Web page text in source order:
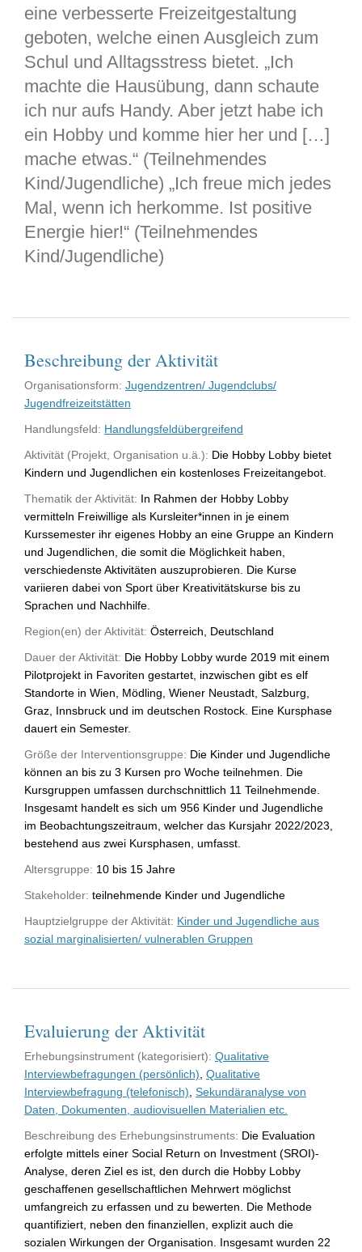
eine verbesserte Freizeitgestaltung
geboten, welche einen Ausgleich zum
Schul und Alltagsstress bietet. „Ich
machte die Hausübung, dann schaute
ich nur aufs Handy. Aber jetzt habe ich
ein Hobby und komme hier her und […]
mache etwas.“ (Teilnehmendes
Kind/Jugendliche) „Ich freue mich jedes
Mal, wenn ich herkomme. Ist positive
Energie hier!“ (Teilnehmendes
Kind/Jugendliche)
Beschreibung der Aktivität
Organisationsform: Jugendzentren/ Jugendclubs/
Jugendfreizeitstätten
Handlungsfeld: Handlungsfeldübergreifend
Aktivität (Projekt, Organisation u.ä.): Die Hobby Lobby bietet
Kindern und Jugendlichen ein kostenloses Freizeitangebot.
Thematik der Aktivität: In Rahmen der Hobby Lobby
vermitteln Freiwillige als Kursleiter*innen in je einem
Kurssemester ihr eigenes Hobby an eine Gruppe an Kindern
und Jugendlichen, die somit die Möglichkeit haben,
verschiedenste Aktivitäten auszuprobieren. Die Kurse
variieren dabei von Sport über Kreativitätskurse bis zu
Sprachen und Nachhilfe.
Region(en) der Aktivität: Österreich, Deutschland
Dauer der Aktivität: Die Hobby Lobby wurde 2019 mit einem
Pilotprojekt in Favoriten gestartet, inzwischen gibt es elf
Standorte in Wien, Mödling, Wiener Neustadt, Salzburg,
Graz, Innsbruck und im deutschen Rostock. Eine Kursphase
dauert ein Semester.
Größe der Interventionsgruppe: Die Kinder und Jugendliche
können an bis zu 3 Kursen pro Woche teilnehmen. Die
Kursgruppen umfassen durchschnittlich 11 Teilnehmende.
Insgesamt handelt es sich um 956 Kinder und Jugendliche
im Beobachtungszeitraum, welcher das Kursjahr 2022/2023,
bestehend aus zwei Kursphasen, umfasst.
Altersgruppe: 10 bis 15 Jahre
Stakeholder: teilnehmende Kinder und Jugendliche
Hauptzielgruppe der Aktivität: Kinder und Jugendliche aus
sozial marginalisierten/ vulnerablen Gruppen
Evaluierung der Aktivität
Erhebungsinstrument (kategorisiert): Qualitative
Interviewbefragungen (persönlich) Qualitative
Interviewbefragung (telefonisch) Sekundäranalyse von
Daten, Dokumenten, audiovisuellen Materialien etc.
Beschreibung des Erhebungsinstruments: Die Evaluation
erfolgte mittels einer Social Return on Investment (SROI)-
Analyse, deren Ziel es ist, den durch die Hobby Lobby
geschaffenen gesellschaftlichen Mehrwert möglichst
umfangreich zu erfassen und zu bewerten. Die Methode
quantifiziert, neben den finanziellen, explizit auch die
sozialen Wirkungen der Organisation. Insgesamt wurden 22